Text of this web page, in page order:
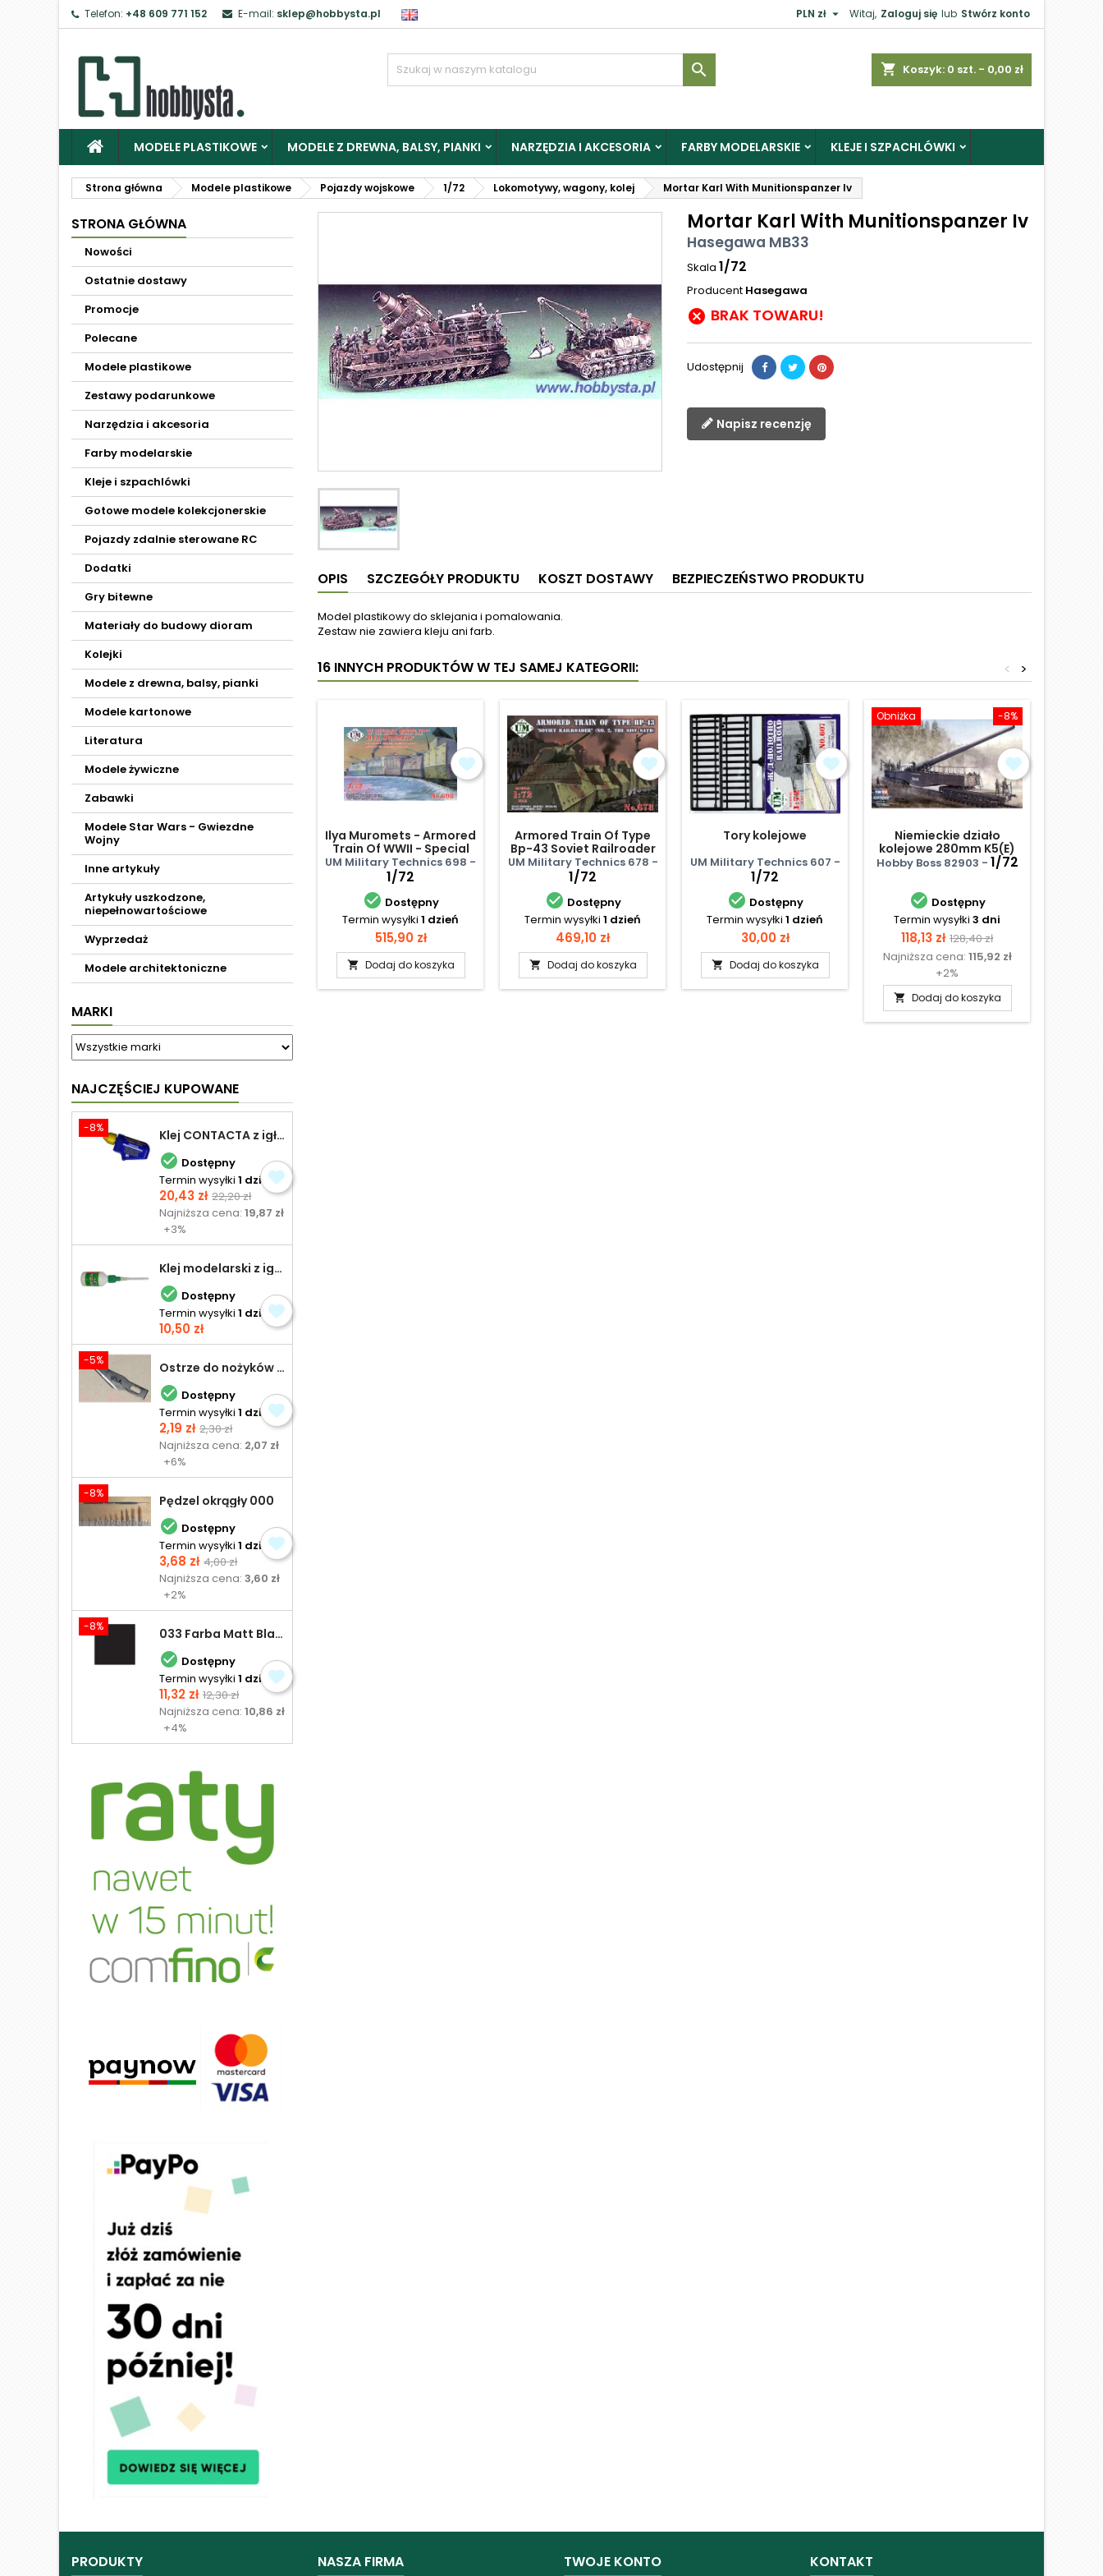
Telefon: +48 609 771 152 E-mail: sklep@hobbysta.pl Witaj, Zaloguj się lub Stwórz konto
PLN zł 
shopping_cart Koszyk: 0 szt. - 0,00 zł

MODELE PLASTIKOWE MODELE Z DREWNA, BALSY, PIANKI NARZĘDZIA I AKCESORIA FARBY MODELARSKIE KLEJE I SZPACHLÓWKI
Strona główna Modele plastikowe Pojazdy wojskowe 1/72 Lokomotywy, wagony, kolej Mortar Karl With Munitionspanzer Iv
STRONA GŁÓWNA
Nowości
Ostatnie dostawy
Promocje
Polecane
Modele plastikowe
Zestawy podarunkowe
Narzędzia i akcesoria
Farby modelarskie
Kleje i szpachlówki
Gotowe modele kolekcjonerskie
Pojazdy zdalnie sterowane RC
Dodatki
Gry bitewne
Materiały do budowy dioram
Kolejki
Modele z drewna, balsy, pianki
Modele kartonowe
Literatura
Modele żywiczne
Zabawki
Modele Star Wars - Gwiezdne
Wojny
Inne artykuły
Artykuły uszkodzone,
niepełnowartościowe
Wyprzedaż
Modele architektoniczne
MARKI
NAJCZĘŚCIEJ KUPOWANE
-8% Klej CONTACTA z igłą do plastiku 25,0 g
 Dostępny
Termin wysyłki 1 dzień
Cena
20,43 zł Cena
podstawowa
22,20 zł
Najniższa cena:19,87 zł
+3%
Klej modelarski z igłą 30 ml
 Dostępny
Termin wysyłki 1 dzień
Cena
10,50 zł
-5% Ostrze do nożyków Excel
 Dostępny
Termin wysyłki 1 dzień
Cena
2,19 zł Cena
podstawowa
2,30 zł
Najniższa cena: 2,07 zł
+6%
-8% Pędzel okrągły 000
 Dostępny
Termin wysyłki 1 dzień
Cena
3,68 zł Cena
podstawowa
4,00 zł
Najniższa cena:3,60 zł
+2%
-8% 033 Farba Matt Black - olejna
 Dostępny
Termin wysyłki 1 dzień
Cena
11,32 zł Cena
podstawowa
12,30 zł
Najniższa cena:10,86 zł
+4%
Mortar Karl With Munitionspanzer Iv
Hasegawa MB33
Skala 1/72
Producent Hasegawa
 BRAK TOWARU!
Udostępnij
Napisz recenzję
OPIS SZCZEGÓŁY PRODUKTU KOSZT DOSTAWY BEZPIECZEŃSTWO PRODUKTU
Model plastikowy do sklejania i pomalowania.
Zestaw nie zawiera kleju ani farb.
16 INNYCH PRODUKTÓW W TEJ SAMEJ KATEGORII: >
<
Ilya Muromets - Armored
Train Of WWII - Special
Gorky-Warsaw Division
UM Military Technics 698 -
1/72
 Dostępny
Termin wysyłki 1 dzień
Cena
515,90 zł
 Dodaj do koszyka
Armored Train Of Type
Bp-43 Soviet Railroader
UM Military Technics 678 -
1/72
 Dostępny
Termin wysyłki 1 dzień
Cena
469,10 zł
 Dodaj do koszyka
Tory kolejowe
UM Military Technics 607 -
1/72
 Dostępny
Termin wysyłki 1 dzień
Cena
30,00 zł
 Dodaj do koszyka
-8%
Obniżka
Niemieckie działo
kolejowe 280mm K5(E)
Leopold
Hobby Boss 82903 - 1/72
 Dostępny
Termin wysyłki 3 dni
Cena
118,13 zł Cena
podstawowa
128,40 zł
Najniższa cena: 115,92 zł
+2%
 Dodaj do koszyka
PRODUKTY NASZA FIRMA TWOJE KONTO KONTAKT